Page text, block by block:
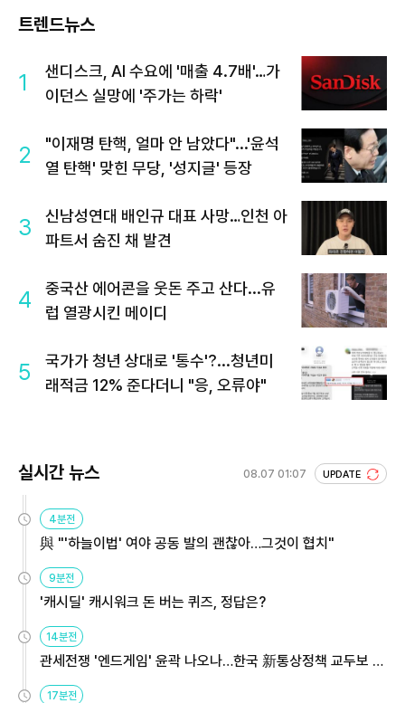
트렌드뉴스
1
샌디스크, AI 수요에 '매출 4.7배'…가
이던스 실망에 '주가는 하락'
2
"이재명 탄핵, 얼마 안 남았다"...'윤석
열 탄핵' 맞힌 무당, '성지글' 등장
3
신남성연대 배인규 대표 사망…인천 아
파트서 숨진 채 발견
4
중국산 에어콘을 웃돈 주고 산다...유
럽 열광시킨 메이디
5
국가가 청년 상대로 '통수'?...청년미
래적금 12% 준다더니 "응, 오류야"
실시간 뉴스 08.07 01:07 UPDATE
4분전
與 "'하늘이법' 여야 공동 발의 괜찮아…그것이 협치"
9분전
'캐시딜' 캐시워크 돈 버는 퀴즈, 정답은?
14분전
관세전쟁 '엔드게임' 윤곽 나오나…한국 新통상정책 교두보 활
용해야
17분전